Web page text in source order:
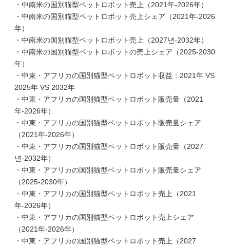
・中南米の国別猫型ペットロボット売上（2021年-2026年）
・中南米の国別猫型ペットロボット売上シェア（2021年-2026
年）
・中南米の国別猫型ペットロボット売上（2027년-2032年）
・中南米の国別猫型ペットロボットの売上シェア（2025-2030
年）
・中東・アフリカの国別猫型ペットロボット収益：2021年 VS
2025年 VS 2032年
・中東・アフリカの国別猫型ペットロボット販売量（2021
年-2026年）
・中東・アフリカの国別猫型ペットロボット販売量シェア
（2021年-2026年）
・中東・アフリカの国別猫型ペットロボット販売量（2027
년-2032年）
・中東・アフリカの国別猫型ペットロボット販売量シェア
（2025-2030年）
・中東・アフリカの国別猫型ペットロボット売上（2021
年-2026年）
・中東・アフリカの国別猫型ペットロボット売上シェア
（2021年-2026年）
・中東・アフリカの国別猫型ペットロボット売上（2027